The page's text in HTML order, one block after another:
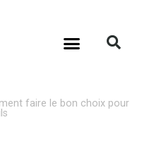
faire le bon choix pour